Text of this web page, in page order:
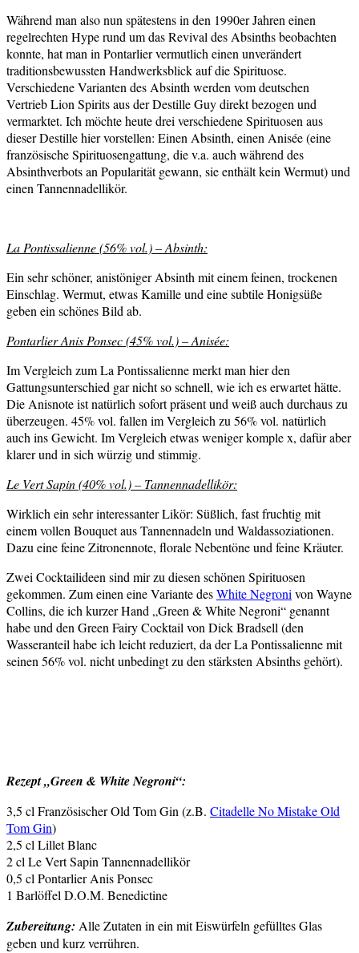
Während man also nun spätestens in den 1990er Jahren einen
regelrechten Hype rund um das Revival des Absinths beobachten
konnte, hat man in Pontarlier vermutlich einen unverändert
traditionsbewussten Handwerksblick auf die Spirituose.
Verschiedene Varianten des Absinth werden vom deutschen
Vertrieb Lion Spirits aus der Destille Guy direkt bezogen und
vermarktet. Ich möchte heute drei verschiedene Spirituosen aus
dieser Destille hier vorstellen: Einen Absinth, einen Anisée (eine
französische Spirituosengattung, die v.a. auch während des
Absinthverbots an Popularität gewann, sie enthält kein Wermut) und
einen Tannennadellikör.
La Pontissalienne (56% vol.) – Absinth:
Ein sehr schöner, anistöniger Absinth mit einem feinen, trockenen
Einschlag. Wermut, etwas Kamille und eine subtile Honigsüße
geben ein schönes Bild ab.
Pontarlier Anis Ponsec (45% vol.) – Anisée:
Im Vergleich zum La Pontissalienne merkt man hier den
Gattungsunterschied gar nicht so schnell, wie ich es erwartet hätte.
Die Anisnote ist natürlich sofort präsent und weiß auch durchaus zu
überzeugen. 45% vol. fallen im Vergleich zu 56% vol. natürlich
auch ins Gewicht. Im Vergleich etwas weniger komple x, dafür aber
klarer und in sich würzig und stimmig.
Le Vert Sapin (40% vol.) – Tannennadellikör:
Wirklich ein sehr interessanter Likör: Süßlich, fast fruchtig mit
einem vollen Bouquet aus Tannennadeln und Waldassoziationen.
Dazu eine feine Zitronennote, florale Nebentöne und feine Kräuter.
Zwei Cocktailideen sind mir zu diesen schönen Spirituosen
gekommen. Zum einen eine Variante desWhite Negronivon Wayne
Collins, die ich kurzer Hand „Green & White Negroni“ genannt
habe und den Green Fairy Cocktail von Dick Bradsell (den
Wasseranteil habe ich leicht reduziert, da der La Pontissalienne mit
seinen 56% vol. nicht unbedingt zu den stärksten Absinths gehört).
Rezept „Green & White Negroni“:
3,5 cl Französischer Old Tom Gin (z.B. Citadelle No Mistake Old
Tom Gin)
2,5 cl Lillet Blanc
2 cl Le Vert Sapin Tannennadellikör
0,5 cl Pontarlier Anis Ponsec
1 Barlöffel D.O.M. Benedictine
Zubereitung: Alle Zutaten in ein mit Eiswürfeln gefülltes Glas
geben und kurz verrühren.